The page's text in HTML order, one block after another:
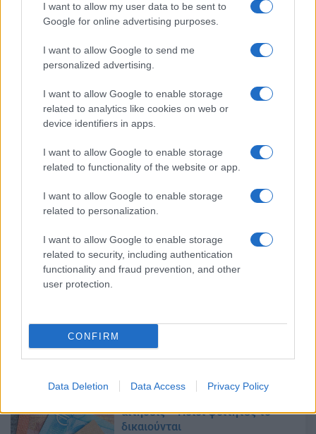
I want to allow my user data to be sent to
Google for online advertising purposes.
I want to allow Google to send me
personalized advertising.
I want to allow Google to enable storage
related to analytics like cookies on web or
device identifiers in apps.
I want to allow Google to enable storage
related to functionality of the website or app.
I want to allow Google to enable storage
related to personalization.
I want to allow Google to enable storage
related to security, including authentication
functionality and fraud prevention, and other
user protection.
CONFIRM
Data Deletion Data Access Privacy Policy
IKY: Ευρωπαϊκό Βραβείο
Καινοτόμου Διδασκαλίας 2022
ΊΚΥ: 500 υποτροφίες για
διδακτορικές σπουδές
Φοιτητικό επίδομα ΙΚΥ: Παράταση
για το επίδομα 500 ευρώ σε
φοιτητές
22/02/2022 - 04:04
επίδομα 500 ευρώ σε φοιτητές
αιτήσεις – Ποιοί φοιτητές το
δικαιούνται